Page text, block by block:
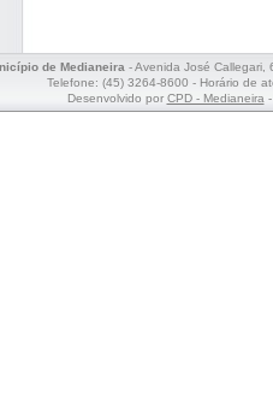
de Medianeira- Avenida José Callegari,
Telefone: (45) 3264-8600 - Horário de
Desenvolvido por CPD - Medianeira-